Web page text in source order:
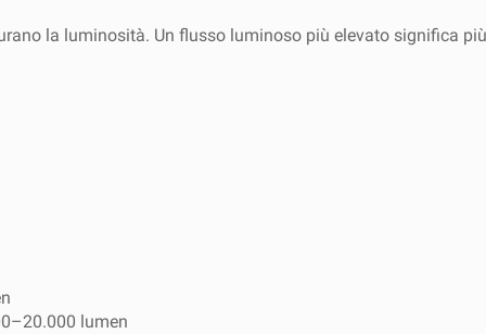
la luminosità. Un flusso luminoso più elevato significa
lumen